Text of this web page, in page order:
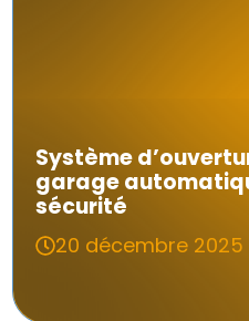
Système
garage
sécurité
20 décembre 2025